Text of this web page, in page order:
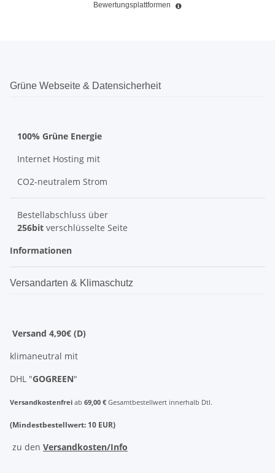
Bewertungsplattformen
Grüne Webseite & Datensicherheit
100% Grüne Energie
Internet Hosting mit
CO2-neutralem Strom
Bestellabschluss über
256bit verschlüsselte Seite
Informationen
Versandarten & Klimaschutz
Versand 4,90€ (D)
klimaneutral mit
DHL "GOGREEN"
Versandkostenfrei ab 69,00 € Gesamtbestellwert innerhalb Dtl.
(Mindestbestellwert: 10 EUR)
zu den Versandkosten/Info